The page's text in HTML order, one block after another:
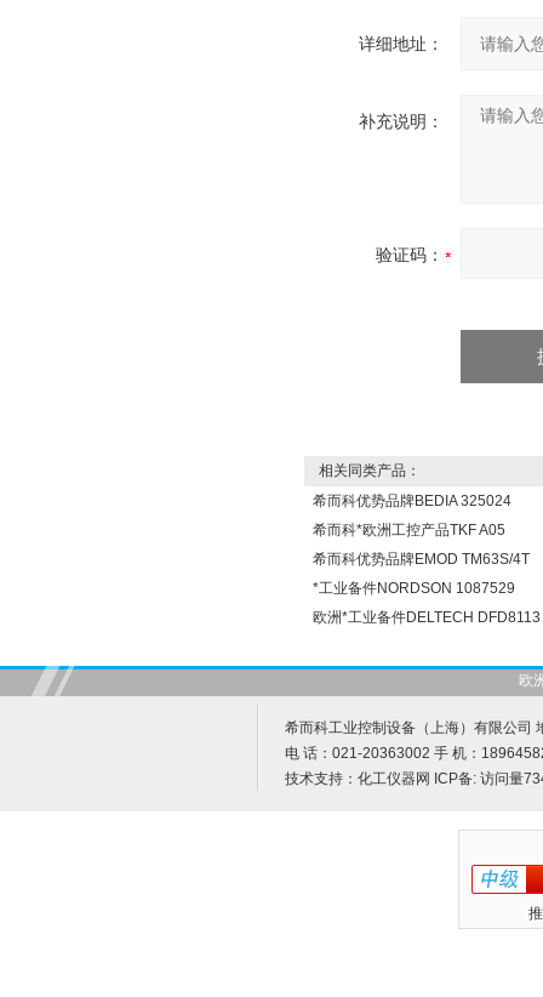
详细地址：
补充说明：
验证码：
相关同类产品：
希而科优势品牌BEDIA 325024
希而科*欧洲工控产品TKF A05
希而科优势品牌EMOD TM63S/4T
*工业备件NORDSON 1087529
欧洲*工业备件DELTECH DFD8113
欧
希而科工业控制设备（上海）有限公司
电 话：021-20363002 手 机：
技术支持： 化工仪器网 ICP备: 访问量